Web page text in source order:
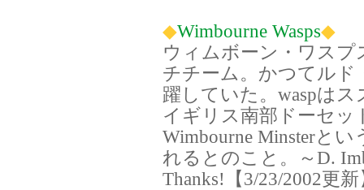
◆Wimbourne Wasps◆
ウィムボーン・ワス
チチーム。かつてル
躍していた。waspは
イギリス南部ドーセッ
Wimbourne Minsterと
れるとのこと。～D.
Thanks!【3/23/2002更新